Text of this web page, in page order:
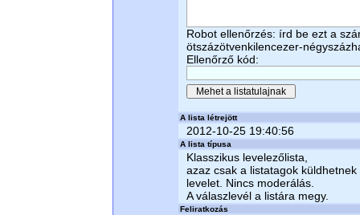
Robot ellenőrzés: írd be ezt a
ötszázötvenkilencezer-
Ellenőrző kód:
A lista létrejött
2012-10-25 19:40:56
A lista típusa
Klasszikus levelezőlista,
azaz csak a listatagok küldhetnek
levelet. Nincs moderálás.
A válaszlevél a listára megy.
Feliratkozás